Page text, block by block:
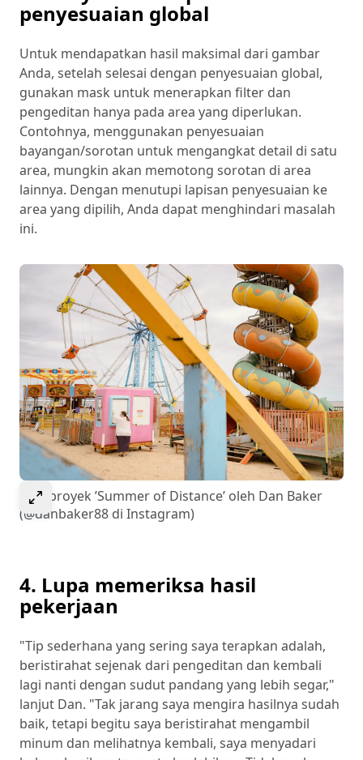
penyesuaian global
Untuk mendapatkan hasil maksimal dari gambar
Anda, setelah selesai dengan penyesuaian global,
gunakan mask untuk menerapkan filter dan
pengeditan hanya pada area yang diperlukan.
Contohnya, menggunakan penyesuaian
bayangan/sorotan untuk mengangkat detail di satu
area, mungkin akan memotong sorotan di area
lainnya. Dengan menutupi lapisan penyesuaian ke
area yang dipilih, Anda dapat menghindari masalah
ini.
Pilih untuk memperlebar gambar
Dari proyek ’Summer of Distance’ oleh Dan Baker
(@danbaker88 di Instagram)
4. Lupa memeriksa hasil
pekerjaan
"Tip sederhana yang sering saya terapkan adalah,
beristirahat sejenak dari pengeditan dan kembali
lagi nanti dengan sudut pandang yang lebih segar,"
lanjut Dan. "Tak jarang saya mengira hasilnya sudah
baik, tetapi begitu saya beristirahat mengambil
minum dan melihatnya kembali, saya menyadari